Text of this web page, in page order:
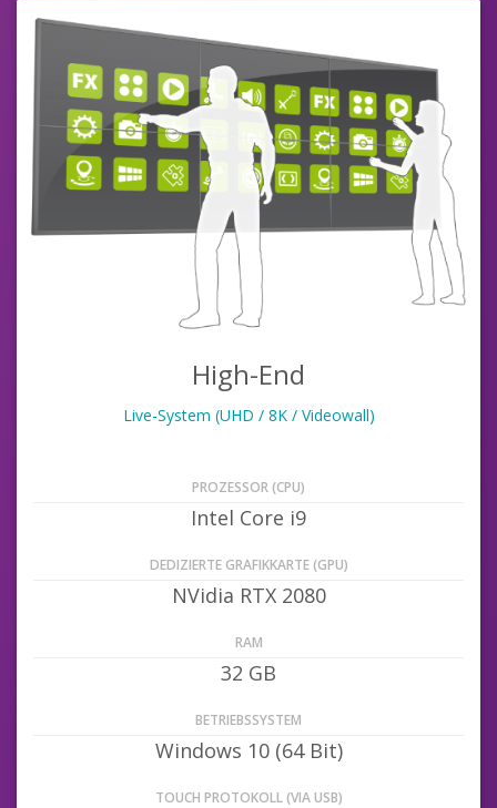
High-End
Live-System (UHD / 8K / Videowall)
PROZESSOR (CPU)
Intel Core i9
DEDIZIERTE GRAFIKKARTE (GPU)
NVidia RTX 2080
RAM
32 GB
BETRIEBSSYSTEM
Windows 10 (64 Bit)
TOUCH PROTOKOLL (VIA USB)